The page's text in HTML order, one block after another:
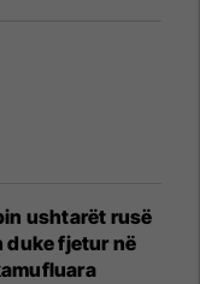
ushtarët rusë
duke fjetur në